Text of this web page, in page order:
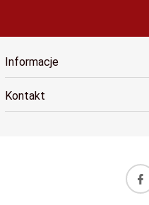
Informacje
Kontakt